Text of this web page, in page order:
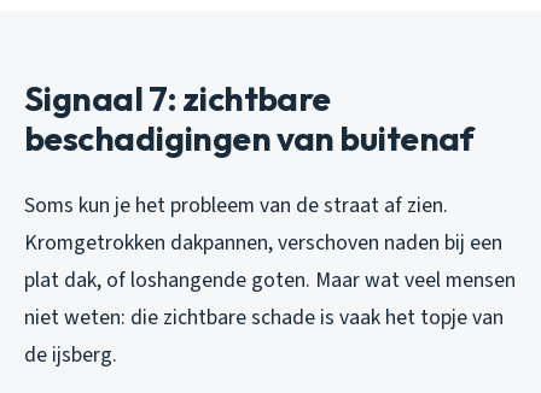
Signaal 7: zichtbare
beschadigingen van buitenaf
Soms kun je het probleem van de straat af zien.
Kromgetrokken dakpannen, verschoven naden bij een
plat dak, of loshangende goten. Maar wat veel mensen
niet weten: die zichtbare schade is vaak het topje van
de ijsberg.